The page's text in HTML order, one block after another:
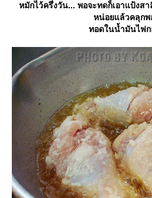
หมักไว้ครึ่งวัน... พอจะทดก็เอาแป้งส
หน่อยแล้วคลุกพ
ทอดในน้ำมันไฟก